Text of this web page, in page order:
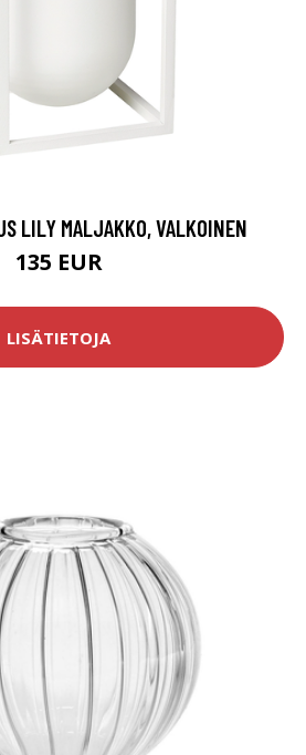
LILY MALJAKKO, VALKOINEN
135 EUR
LISÄTIETOJA